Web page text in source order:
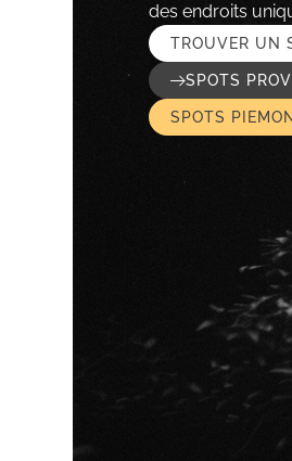
des endroits
TROUVER UN
SPOTS
SPOTS